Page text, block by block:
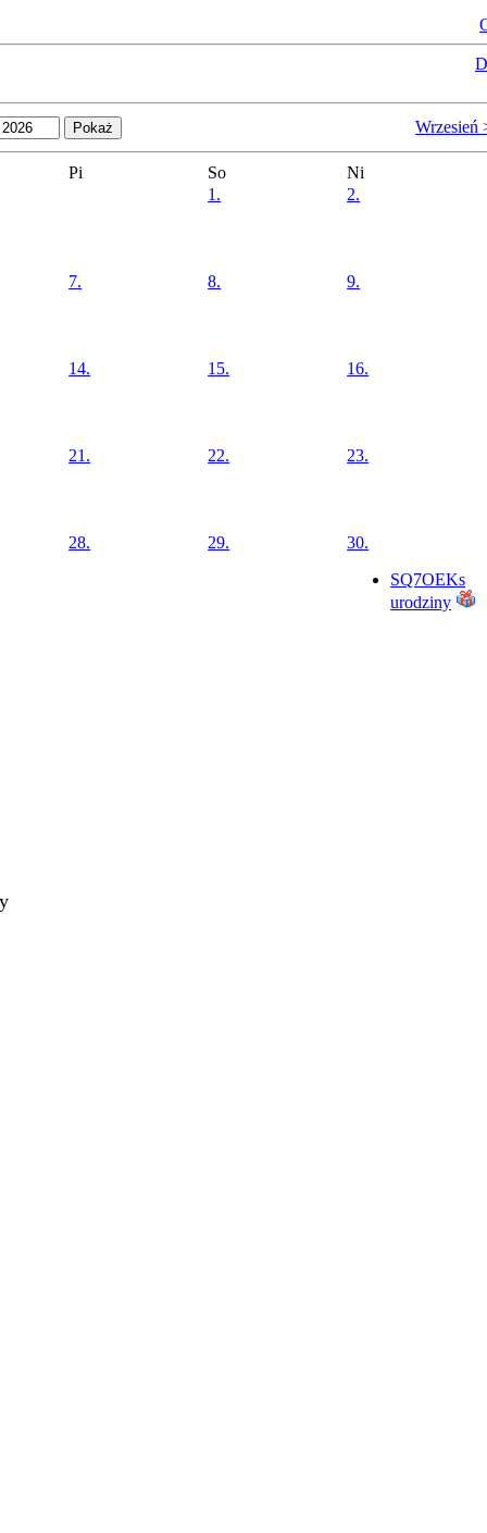
Wrzesień
Pi So
Ni
1.
2.
7. 8. 9.
14. 15. 16.
21. 22. 23.
28. 29.
30.
SQ7OEKs
urodziny